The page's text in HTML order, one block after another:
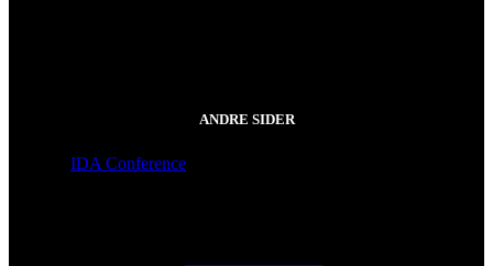
ANDRE SIDER
IDA Conference